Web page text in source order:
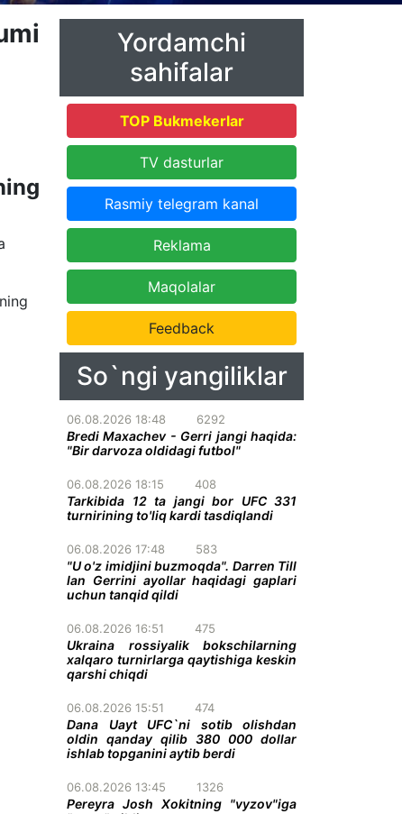
Yordamchi
sahifalar
TOP Bukmekerlar
TV dasturlar
Rasmiy telegram kanal
Reklama
Maqolalar
Feedback
So`ngi yangiliklar
06.08.2026 18:48 6292
Bredi Maxachev - Gerri jangi haqida:
"Bir darvoza oldidagi futbol"
06.08.2026 18:15 408
Tarkibida 12 ta jangi bor UFC 331
turnirining to'liq kardi tasdiqlandi
06.08.2026 17:48 583
"U o'z imidjini buzmoqda". Darren Till
Ian Gerrini ayollar haqidagi gaplari
uchun tanqid qildi
06.08.2026 16:51 475
Ukraina rossiyalik bokschilarning
xalqaro turnirlarga qaytishiga keskin
qarshi chiqdi
06.08.2026 15:51 474
Dana Uayt UFC`ni sotib olishdan
oldin qanday qilib 380 000 dollar
ishlab topganini aytib berdi
06.08.2026 13:45 1326
Pereyra Josh Xokitning "vyzov"iga